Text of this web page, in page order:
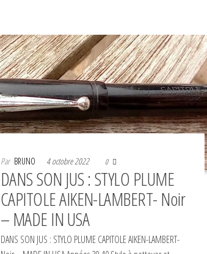
Par BRUNO 4 octobre 2022 0
DANS SON JUS : STYLO PLUME
CAPITOLE AIKEN-LAMBERT- Noir
– MADE IN USA
DANS SON JUS : STYLO PLUME CAPITOLE AIKEN-LAMBERT-